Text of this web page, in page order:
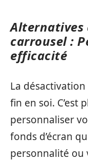
Alternatives
carrousel :
efficacité
La désactivation
fin en soi. C’est
personnaliser
fonds d’écran
personnalité ou